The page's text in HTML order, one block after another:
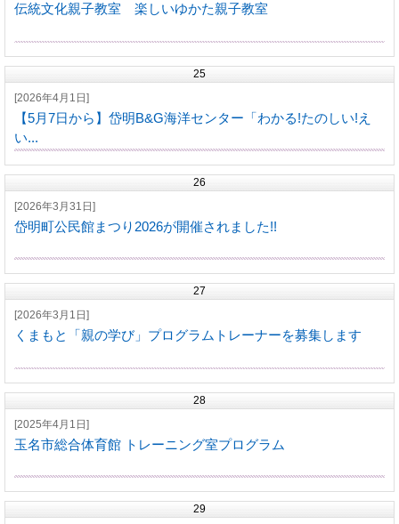
伝統文化親子教室 楽しいゆかた親子教室
25
[2026年4月1日]
【5月7日から】岱明B&G海洋センター「わかる!たのしい!え
い...
26
[2026年3月31日]
岱明町公民館まつり2026が開催されました!!
27
[2026年3月1日]
くまもと「親の学び」プログラムトレーナーを募集します
28
[2025年4月1日]
玉名市総合体育館 トレーニング室プログラム
29